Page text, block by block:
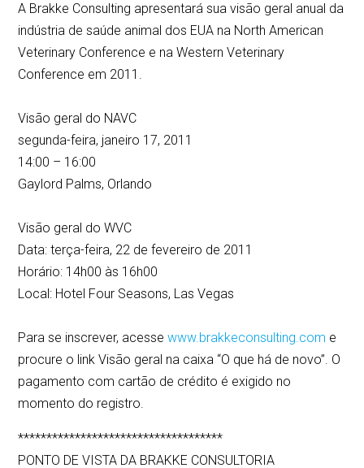
A Brakke Consulting apresentará sua visão geral anual da
indústria de saúde animal dos EUA na North American
Veterinary Conference e na Western Veterinary
Conference em 2011.
Visão geral do NAVC
segunda-feira, janeiro 17, 2011
14:00 – 16:00
Gaylord Palms, Orlando
Visão geral do WVC
Data: terça-feira, 22 de fevereiro de 2011
Horário: 14h00 às 16h00
Local: Hotel Four Seasons, Las Vegas
Para se inscrever, acessewww.brakkeconsulting.com e
procure o link Visão geral na caixa “O que há de novo”. O
pagamento com cartão de crédito é exigido no
momento do registro.
************************************
PONTO DE VISTA DA BRAKKE CONSULTORIA